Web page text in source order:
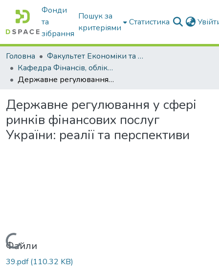
Фонди
та
зібрання
Пошук за
критеріями
Статистика
Головна
Факультет Економіки та бізнесу
Кафедра Фінансів, обліку і оподаткування
Державне регулювання у сфері ринків фінансових послуг України: реалії та перспективи
Державне регулювання у сфері
ринків фінансових послуг
України: реалії та перспективи
Вантажиться...
Файли
39.pdf(110.32 KB)